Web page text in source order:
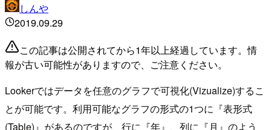
しんや
2019.09.29
この記事は公開されてから1年以上経過しています。情
報が古い可能性がありますので、ご注意ください。
Lookerではデータを任意のグラフで可視化(Vizualize)するこ
とが可能です。利用可能なグラフの形式の1つに『表形式
(Table)』があるのですが、行に『年』、列に『月』のよう